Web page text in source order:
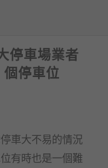
停車場業者
停車位
車大不易的情況
有時也是一個難